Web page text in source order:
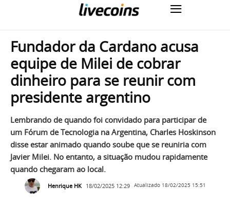
Fundador da Cardano acusa
equipe de Milei de cobrar
dinheiro para se reunir com
presidente argentino
Lembrando de quando foi convidado para participar de
um Fórum de Tecnologia na Argentina, Charles Hoskinson
disse estar animado quando soube que se reuniria com
Javier Milei. No entanto, a situação mudou rapidamente
quando chegaram ao local.
Henrique HK 18/02/2025 12:29 Atualizado 18/02/2025 15:51